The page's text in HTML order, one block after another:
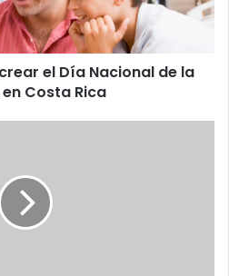
el Día Nacional de la
Costa Rica